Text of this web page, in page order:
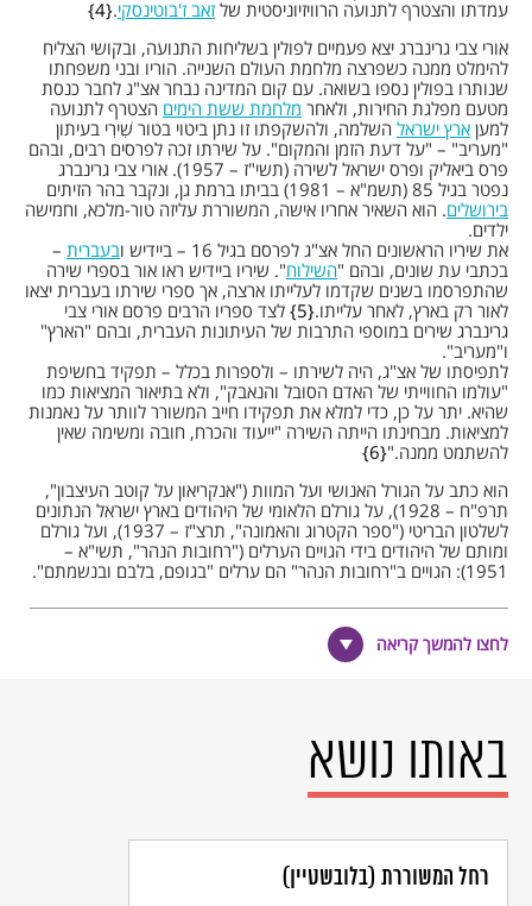
עמדתו והצטרף לתנועה הרוויזיוניסטית של זאב ז'בוטינסקי.
4
אורי צבי גרינברג יצא פעמיים לפולין בשליחות התנועה, ובקושי הצליח
להימלט ממנה כשפרצה מלחמת העולם השנייה. הוריו ובני משפחתו
שנותרו בפולין נספו בשואה. עם קום המדינה נבחר אצ"ג לחבר כנסת
מטעם מפלגת החירות, ולאחר מלחמת ששת הימים הצטרף לתנועה
למען ארץ ישראל השלמה, ולהשקפתו זו נתן ביטוי בטור שִׁירִי בעיתון
"מעריב" – "על דעת הזמן והמקום". על שירתו זכה לפרסים רבים, ובהם
פרס ביאליק ופרס ישראל לשירה (תשי"ז – 1957). אורי צבי גרינברג
נפטר בגיל 85 (תשמ"א – 1981) בביתו ברמת גן, ונקבר בהר הזיתים
בירושלים. הוא השאיר אחריו אישה, המשוררת עליזה טור-מלכא, וחמישה
ילדים.
את שיריו הראשונים החל אצ"ג לפרסם בגיל 16 – ביידיש ו
בעברית –
בכתבי עת שונים, ובהם "השילוח". שיריו ביידיש ראו אור בספרי שירה
שהתפרסמו בשנים שקדמו לעלייתו ארצה, אך ספרי שירתו בעברית יצאו
לאור רק בארץ, לאחר עלייתו. 5 לצד ספריו הרבים פרסם אורי צבי
גרינברג שירים במוספי התרבות של העיתונות העברית, ובהם "הארץ"
ו"מעריב".
לתפיסתו של אצ"ג, היה לשירתו – ולספרות בכלל – תפקיד בחשיפת
"עולמו החווייתי של האדם הסובל והנאבק", ולא בתיאור המציאות כמו
שהיא. יתר על כן, כדי למלא את תפקידו חייב המשורר לוותר על נאמנות
למציאות. מבחינתו הייתה השירה "ייעוד והכרח, חובה ומשימה שאין
להשתמט ממנה." 6
הוא כתב על הגורל האנושי ועל המוות ("אנקריאון על קוטב העיצבון",
תרפ"ח – 1928), על גורלם הלאומי של היהודים בארץ ישראל הנתונים
לשלטון הבריטי ("ספר הקטרוג והאמונה", תרצ"ז – 1937), ועל גורלם
ומותם של היהודים בידי הגויים הערלים ("רחובות הנהר", תשי"א –
1951): הגויים ב"רחובות הנהר" הם ערלים "בגופם, בלבם ובנשמתם".
לפי אורי צבי גרינברג, העולם שלאחר השואה הוא עולם של קצוות:
יהודים – וגויים, נימולים – וערלים, נרצחים – ורוצחים, וביניהם – תהום
שאי אפשר לגשר עליה. שירתו היא תוצר של שנות האימה של שתי
מלחמות העולם ושל השואה, וכן של גזירות
קודרת ופסימית – ובמאפיינים הצורניים של שירתו: שבירת הכללים
והמוסכמות של מבנה השיר, שינויים תדירים באורך שורות השיר, חריזה
חופשית או העדר חריזה כלל, ויתור על מקצב ומשקל לצד עושר לשוני
הראויה לפי שיעור קומתו של היוצר".
במשך שנים סירב אצ"ג לפרסם מהדורות חדשות של שיריו, ורק לאחר
לחצו להמשך קריאה
באותו נושא
רחל המשוררת (בלובשטיין)